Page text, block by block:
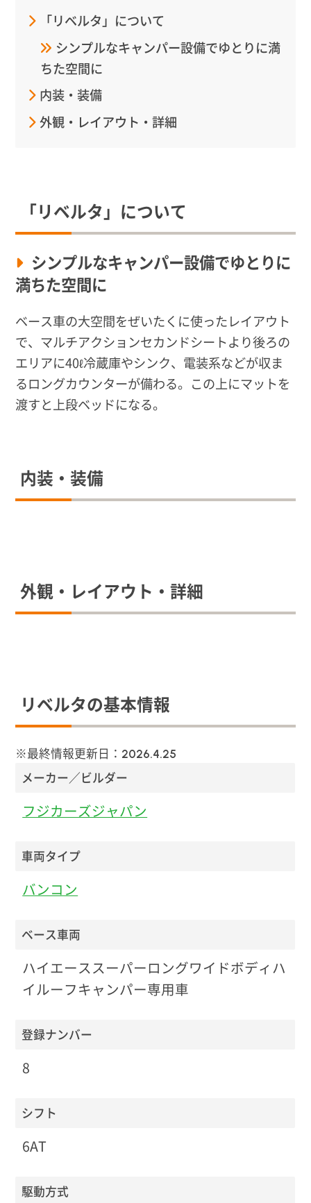
「リベルタ」について
シンプルなキャンパー設備でゆとりに満
ちた空間に
内装・装備
外観・レイアウト・詳細
「リベルタ」について
シンプルなキャンパー設備でゆとりに
満ちた空間に
ベース車の大空間をぜいたくに使ったレイアウト
で、マルチアクションセカンドシートより後ろの
エリアに40ℓ冷蔵庫やシンク、電装系などが収ま
るロングカウンターが備わる。この上にマットを
渡すと上段ベッドになる。
内装・装備
外観・レイアウト・詳細
リベルタの基本情報
※最終情報更新日： 2026.4.25
メーカー／ビルダー
フジカーズジャパン
車両タイプ
バンコン
ベース車両
ハイエーススーパーロングワイドボディハ
イルーフキャンパー専用車
登録ナンバー
8
シフト
6AT
駆動方式